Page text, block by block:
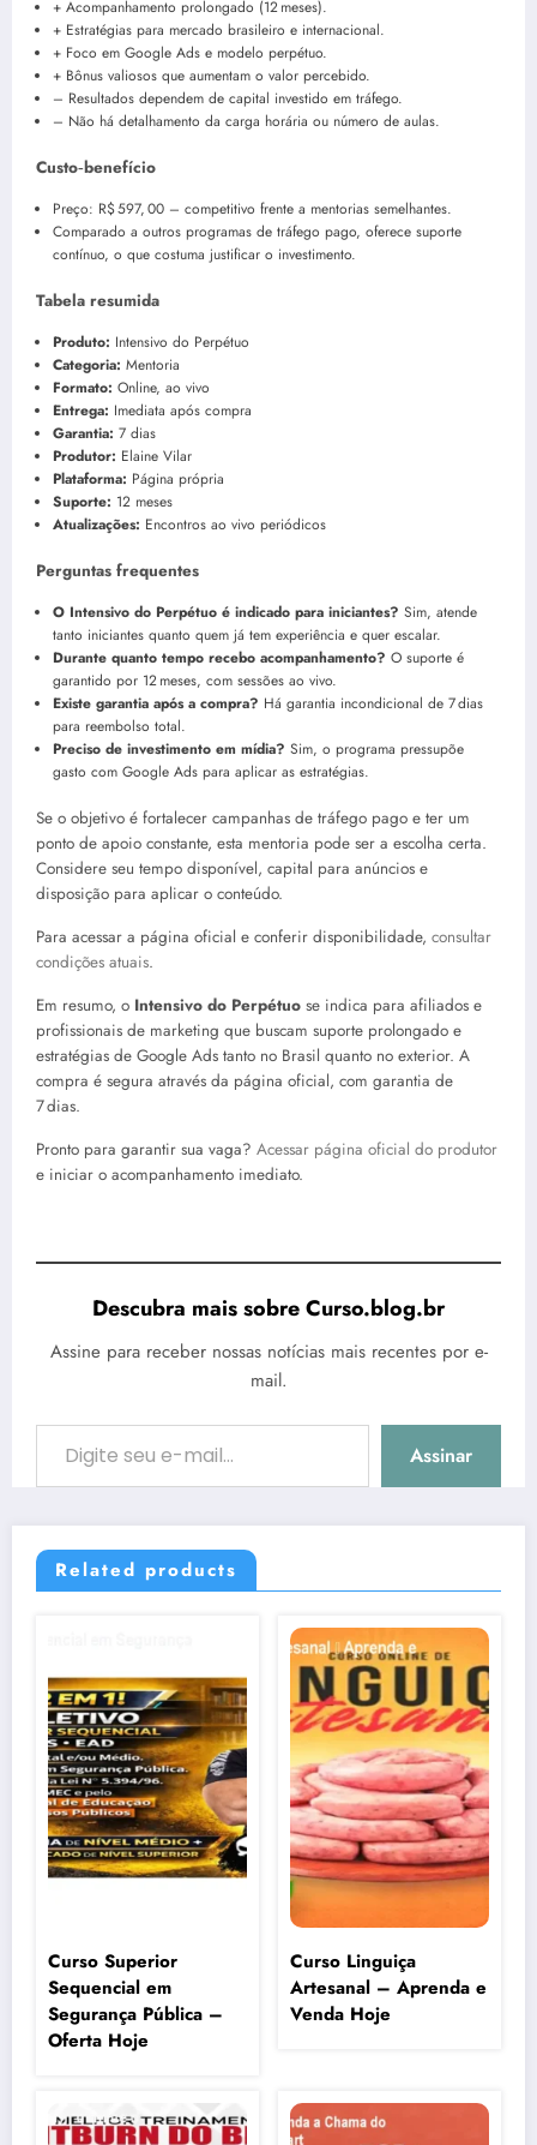
+ Acompanhamento prolongado (12 meses).
+ Estratégias para mercado brasileiro e internacional.
+ Foco em Google Ads e modelo perpétuo.
+ Bônus valiosos que aumentam o valor percebido.
– Resultados dependem de capital investido em tráfego.
– Não há detalhamento da carga horária ou número de aulas.
Custo‑benefício
Preço: R$ 597, 00 – competitivo frente a mentorias semelhantes.
Comparado a outros programas de tráfego pago, oferece suporte
contínuo, o que costuma justificar o investimento.
Tabela resumida
Produto: Intensivo do Perpétuo
Categoria: Mentoria
Formato: Online, ao vivo
Entrega: Imediata após compra
Garantia: 7 dias
Produtor: Elaine Vilar
Plataforma: Página própria
Suporte: 12 meses
Atualizações: Encontros ao vivo periódicos
Perguntas frequentes
O Intensivo do Perpétuo é indicado para iniciantes? Sim, atende
tanto iniciantes quanto quem já tem experiência e quer escalar.
Durante quanto tempo recebo acompanhamento? O suporte é
garantido por 12 meses, com sessões ao vivo.
Existe garantia após a compra? Há garantia incondicional de 7 dias
para reembolso total.
Preciso de investimento em mídia? Sim, o programa pressupõe
gasto com Google Ads para aplicar as estratégias.
Se o objetivo é fortalecer campanhas de tráfego pago e ter um
ponto de apoio constante, esta mentoria pode ser a escolha certa.
Considere seu tempo disponível, capital para anúncios e
disposição para aplicar o conteúdo.
Para acessar a página oficial e conferir disponibilidade, consultar
condições atuais.
Em resumo, o Intensivo do Perpétuo se indica para afiliados e
profissionais de marketing que buscam suporte prolongado e
estratégias de Google Ads tanto no Brasil quanto no exterior. A
compra é segura através da página oficial, com garantia de
7 dias.
Pronto para garantir sua vaga? Acessar página oficial do produtor
e iniciar o acompanhamento imediato.
Descubra mais sobre Curso.blog.br
Assine para receber nossas notícias mais recentes por e-
mail.
Digite seu e-mail…
Assinar
Related products
Curso Superior
Sequencial em
Segurança Pública –
Oferta Hoje
Curso Linguiça
Artesanal – Aprenda e
Venda Hoje